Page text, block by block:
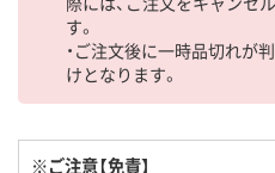
す。
・ご注文後に一時品切れが
けとなります。
※ご注意【免責】